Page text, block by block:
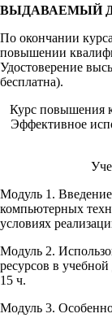
ВЫДАВАЕМЫЙ
По окончании
повышении
Удостоверение
бесплатна).
Курс повышения
Эффективное
Модуль 1.
компьютерных
условиях
Модуль 2.
ресурсов в учебной
15 ч.
Модуль 3.